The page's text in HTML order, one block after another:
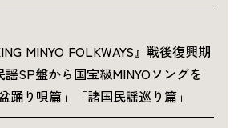
MINYO FOLKWAYS』戦後復興期
SP盤から国宝級MINYOソングを
踊り唄篇」「諸国民謡巡り篇」